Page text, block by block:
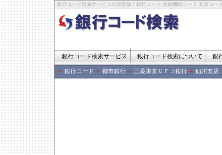
銀行コード検索サービスの決定版！銀行コード,金融機関コード,支店コー
銀行コード検索サービス 銀行コード検索について 銀
銀行コード 都市銀行 三菱東京ＵＦＪ銀行 仙川支店